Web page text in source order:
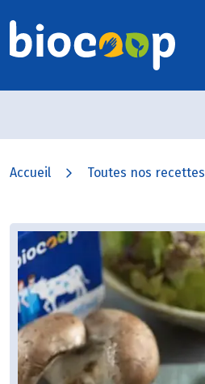
Accueil Toutes nos recettes